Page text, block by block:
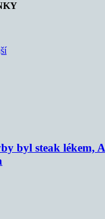
byl steak lékem,